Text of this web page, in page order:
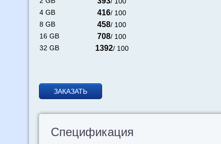
4 GB
416/ 100
8 GB
458/ 100
16 GB
708/ 100
32 GB
1392/ 100
ЗАКАЗАТЬ
Спецификация